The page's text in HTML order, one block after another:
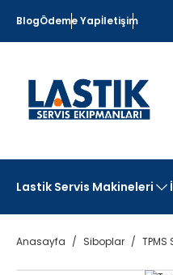
BlogÖdeme Yapİletişim
Lastik Servis Makineleri
Anasayfa Siboplar